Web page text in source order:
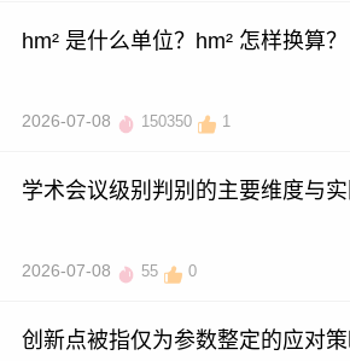
hm² 是什么单位？hm² 怎样换算？
2026-07-08 150350 1
学术会议级别判别的主要维度与
2026-07-08 55 0
创新点被指仅为参数整定的应对